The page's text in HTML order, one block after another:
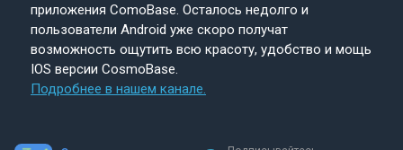
приложения ComoBase. Осталось недолго и
пользователи Android уже скоро получат
возможность ощутить всю красоту, удобство и мощь
IOS версии CosmoBase.
Подробнее в нашем канале.